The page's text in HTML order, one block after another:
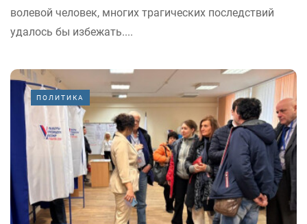
волевой человек, многих трагических последствий
удалось бы избежать....
ПОЛИТИКА